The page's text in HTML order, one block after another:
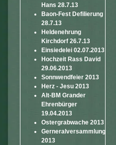
Hans 28.7.13
Baon-Fest Defilierung
28.7.13
Heldenehrung
Kirchdorf 26.7.13
Einsiedelei 02.07.2013
Hochzeit Rass David
29.06.2013
Sonnwendfeier 2013
Herz - Jesu 2013
Alt-BM Grander
Ehrenbürger
19.04.2013
Ostergrabwache 2013
Gerneralversammlung
2013